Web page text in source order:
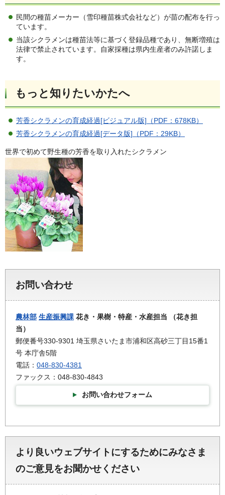
民間の種苗メーカー（雪印種苗株式会社など）が苗の配布を行っ
ています。
当該シクラメンは種苗法等に基づく登録品種であり、無断増殖は
法律で禁止されています。自家採種は県内生産者のみ許諾しま
す。
もっと知りたいかたへ
芳香シクラメンの育成経過[ビジュアル版]（PDF：678KB）
芳香シクラメンの育成経過[データ版]（PDF：29KB）
世界で初めて野生種の芳香を取り入れたシクラメン
お問い合わせ
農林部 生産振興課 花き・果樹・特産・水産担当 （花き担
当）
郵便番号330-9301 埼玉県さいたま市浦和区高砂三丁目15番1
号 本庁舎5階
電話： 048-830-4381
ファックス：048-830-4843
お問い合わせフォーム
より良いウェブサイトにするためにみなさま
のご意見をお聞かせください